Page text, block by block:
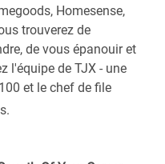
Homesense,
trouverez de
de vous épanouir et
l'équipe de TJX - une
et le chef de file